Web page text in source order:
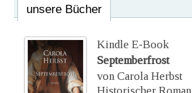
unsere Bücher
Kindle E-Book
Septemberfrost
von Carola Herbst